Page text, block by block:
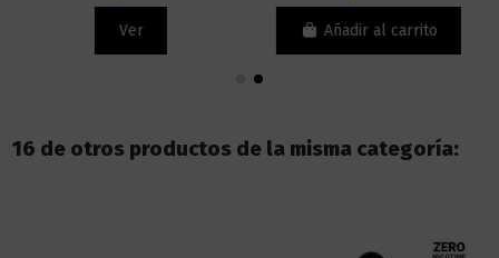
Ver Añadir al carrito
16 de otros productos de la misma categoría: